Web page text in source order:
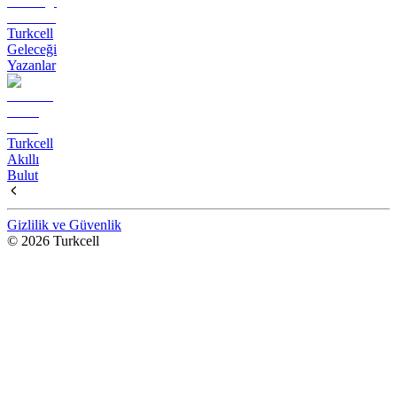
Turkcell
Geleceği
Yazanlar
Turkcell
Akıllı
Bulut
Gizlilik ve Güvenlik
© 2026 Turkcell